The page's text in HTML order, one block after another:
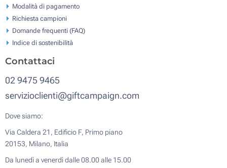
Modalità di pagamento
Richiesta campioni
Domande frequenti (FAQ)
Indice di sostenibilità
Contattaci
02 9475 9465
servizioclienti@giftcampaign.com
Dove siamo:
Via Caldera 21, Edificio F, Primo piano
20153, Milano, Italia
Da lunedì a venerdì dalle 08.00 alle 15.00